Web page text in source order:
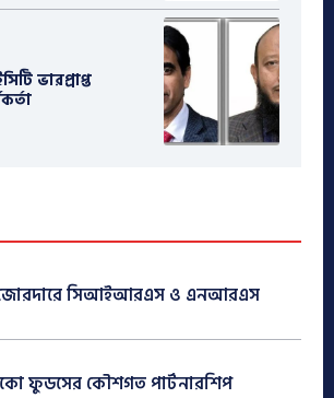
ভারপ্রাপ্ত
জোরদারে সিআইআরএস ও এনআরএস
ফুডসের কৌশগত পার্টনারশিপ